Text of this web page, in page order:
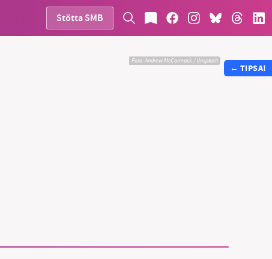
Stötta SMB
Foto:Andrew McCormack / Unsplash
← TIPSA!